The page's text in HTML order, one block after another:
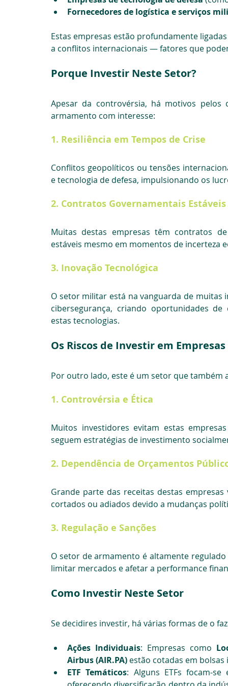
Fornecedores de logística e serviços
Estas empresas estão profundamente
a conflitos internacionais — fatores que
Porque Investir Neste Setor?
Apesar da controvérsia, há motivos
armamento com interesse:
1. Resiliência em Tempos de Crise
Conflitos geopolíticos ou tensões
e tecnologia de defesa, impulsionando os
2. Contratos Governamentais Estáveis
Muitas destas empresas têm contratos
estáveis mesmo em momentos de incerteza
3. Inovação Tecnológica
O setor militar está na vanguarda de muitas
cibersegurança, criando oportunidades
estas tecnologias.
Os Riscos de Investir em
Por outro lado, este é um setor que também
1. Controvérsia e Ética
Muitos investidores evitam estas
seguem estratégias de investimento
2. Dependência de Orçamentos
Grande parte das receitas destas
cortados ou adiados devido a mudanças
3. Regulação e Sanções
O setor de armamento é altamente
limitar mercados e afetar a performance
Como Investir Neste Setor
Se decidires investir, há várias formas de o
Ações Individuais: Empresas como
Airbus (AIR.PA) estão cotadas em
ETF Temáticos: Alguns ETFs focam-